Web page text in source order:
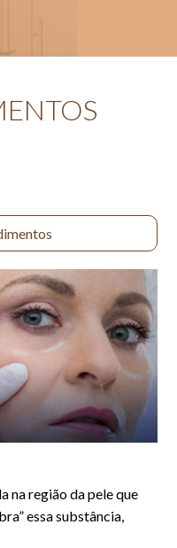
na região da pele que
essa substância,